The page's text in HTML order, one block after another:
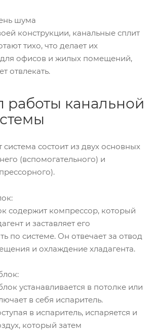
шума
конструкции, канальные сплит
тихо, что делает их
офисов и жилых помещений,
отвлекать.
канальной
система состоит из двух основных
(вспомогательного) и
содержит компрессор, который
и заставляет его
по системе. Он отвечает за отвод
и охлаждение хладагента.
устанавливается в потолке или
в себя испаритель.
в испаритель, испаряется и
который затем